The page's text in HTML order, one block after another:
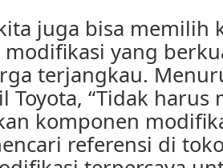
juga bisa memilih
yang
terjangkau.
Toyota, “Tidak harus
komponen
referensi di